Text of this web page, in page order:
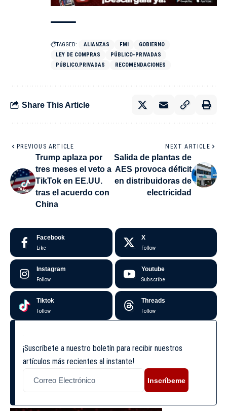
TAGGED: ALIANZAS FMI
GOBIERNO
LEY DE COMPRAS
PÚBLICO-PRIVADAS
PÚBLICO.PRIVADAS
RECOMENDACIONES
Share This Article
PREVIOUS ARTICLE
Trump aplaza por
tres meses el veto a
TikTok en EE.UU.
tras el acuerdo con
China
NEXT ARTICLE
Salida de plantas de
AES provoca déficit
en distribuidoras de
electricidad
Facebook
Like
X
Follow
Instagram
Follow
Youtube
Subscribe
Tiktok
Follow
Threads
Follow
¡Suscríbete a nuestro boletín para recibir nuestros
artículos más recientes al instante!
Inscríbeme